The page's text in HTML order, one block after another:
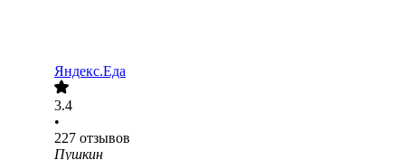
Яндекс.Еда
3.4
•
227 отзывов
Пушкин